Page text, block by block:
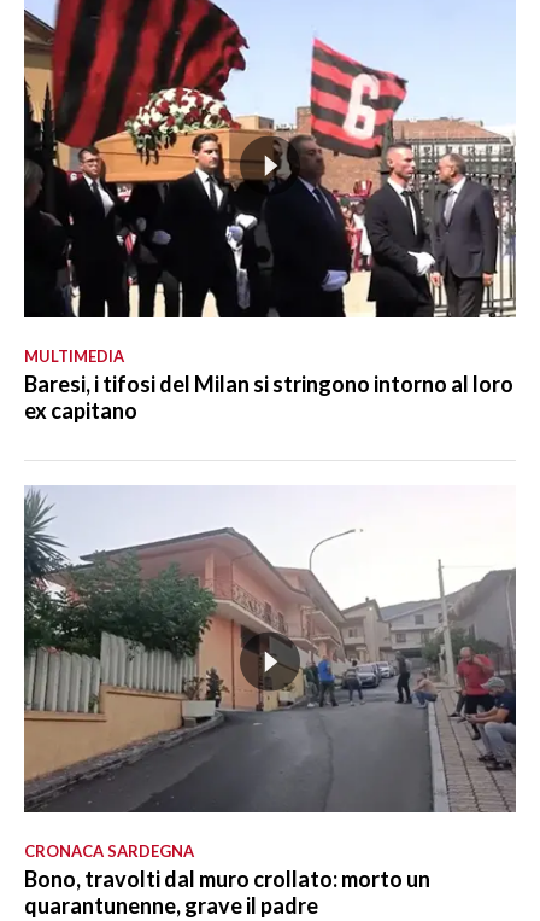
MULTIMEDIA
Baresi, i tifosi del Milan si stringono intorno al loro
ex capitano
CRONACA SARDEGNA
Bono, travolti dal muro crollato: morto un
quarantunenne, grave il padre